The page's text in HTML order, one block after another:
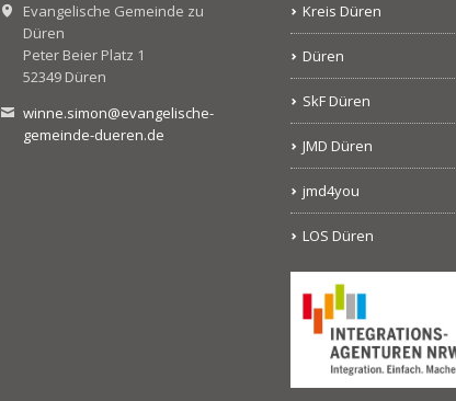
Evangelische Gemeinde zu
Düren
Peter Beier Platz 1
52349 Düren
winne.simon@evangelische-
gemeinde-dueren.de
Kreis Düren
Düren
SkF Düren
JMD Düren
jmd4you
LOS Düren